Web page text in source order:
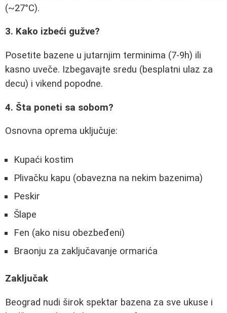
(~27°C).
3. Kako izbeći gužve?
Posetite bazene u jutarnjim terminima (7-9h) ili
kasno uveče. Izbegavajte sredu (besplatni ulaz za
decu) i vikend popodne.
4. Šta poneti sa sobom?
Osnovna oprema uključuje:
Kupaći kostim
Plivačku kapu (obavezna na nekim bazenima)
Peskir
Šlape
Fen (ako nisu obezbeđeni)
Braonju za zaključavanje ormarića
Zaključak
Beograd nudi širok spektar bazena za sve ukuse i